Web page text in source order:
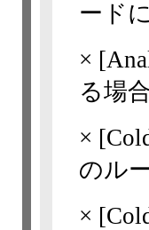
ード
×
る場
×
のル
×